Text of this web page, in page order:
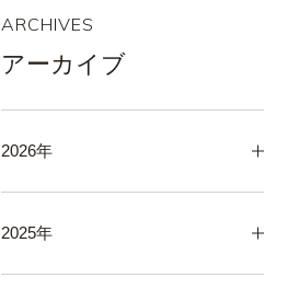
ARCHIVES
アーカイブ
2026年
2025年